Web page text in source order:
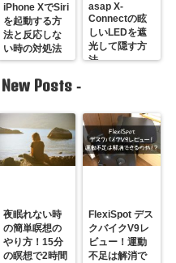
iPhone XでSiri
を起動する方
法と反応しな
い時の対処法
asap X-
Connectの眩
しいLEDを遮
光して隠す方
法
New Posts -
夜眠れない時
の簡単瞑想の
やり方！15分
の瞑想で2時間
FlexiSpot デス
クバイクV9レ
ビュー！運動
不足は解消で